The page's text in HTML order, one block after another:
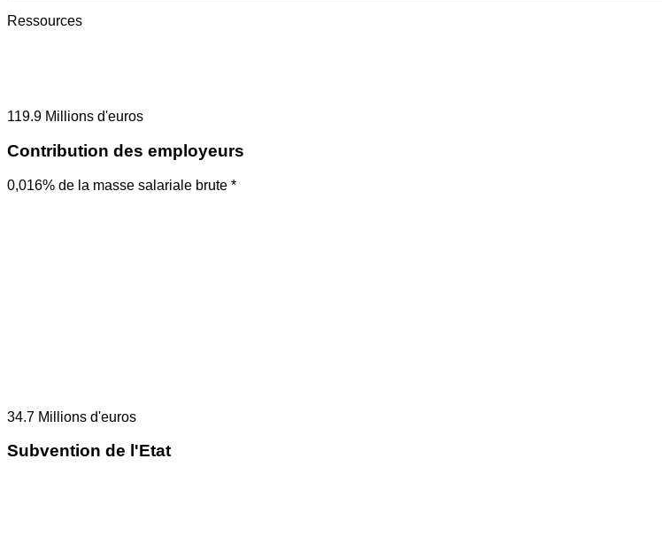
Ressources
119.9 Millions d'euros
Contribution des employeurs
0,016% de la masse salariale brute *
34.7 Millions d'euros
Subvention de l'Etat